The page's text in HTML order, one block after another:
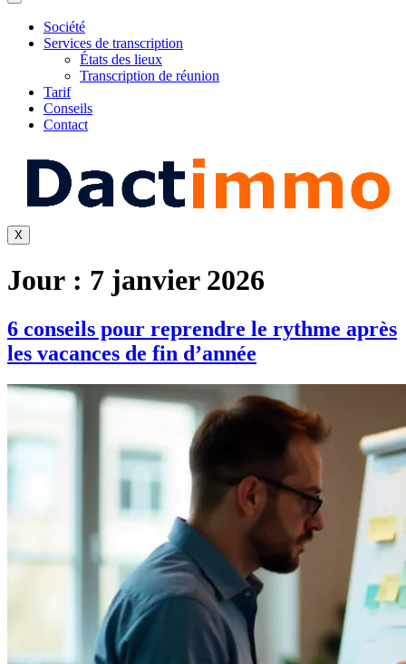
Société
Services de transcription
États des lieux
Transcription de réunion
Tarif
Conseils
Contact
X
Jour : 7 janvier 2026
6 conseils pour reprendre le rythme après
les vacances de fin d’année